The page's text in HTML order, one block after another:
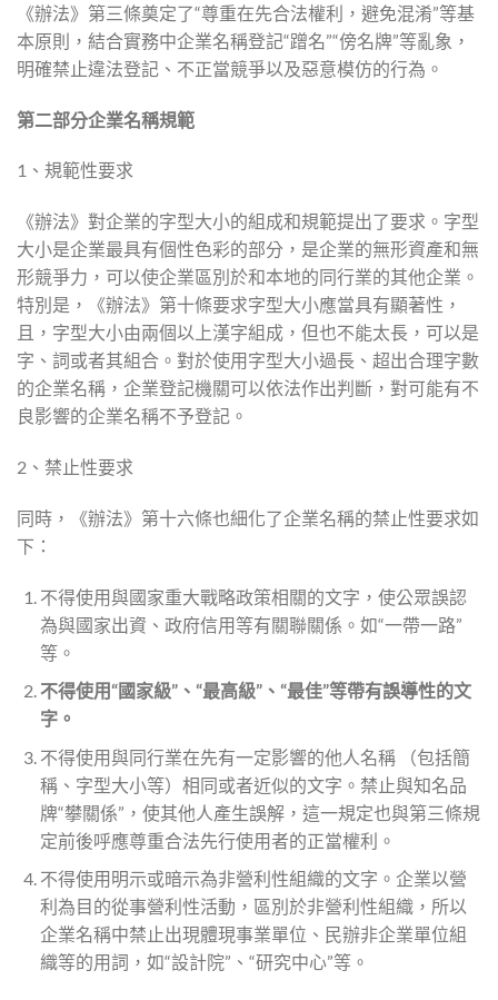
《辦法》第三條奠定了“尊重在先合法權利，避免混淆”等基
本原則，結合實務中企業名稱登記“蹭名”“傍名牌”等亂象，
明確禁止違法登記、不正當競爭以及惡意模仿的行為。
第二部分企業名稱規範
1、規範性要求
《辦法》對企業的字型大小的組成和規範提出了要求。字型
大小是企業最具有個性色彩的部分，是企業的無形資產和無
形競爭力，可以使企業區別於和本地的同行業的其他企業。
特別是，《辦法》第十條要求字型大小應當具有顯著性，
且，字型大小由兩個以上漢字組成，但也不能太長，可以是
字、詞或者其組合。對於使用字型大小過長、超出合理字數
的企業名稱，企業登記機關可以依法作出判斷，對可能有不
良影響的企業名稱不予登記。
2、禁止性要求
同時，《辦法》第十六條也細化了企業名稱的禁止性要求如
下：
不得使用與國家重大戰略政策相關的文字，使公眾誤認
為與國家出資、政府信用等有關聯關係。如“一帶一路”
等。
不得使用“國家級”、“最高級”、“最佳”等帶有誤導性的文
字。
不得使用與同行業在先有一定影響的他人名稱 （包括簡
稱、字型大小等）相同或者近似的文字。禁止與知名品
牌“攀關係”，使其他人產生誤解，這一規定也與第三條規
定前後呼應尊重合法先行使用者的正當權利。
不得使用明示或暗示為非營利性組織的文字。企業以營
利為目的從事營利性活動，區別於非營利性組織，所以
企業名稱中禁止出現體現事業單位、民辦非企業單位組
織等的用詞，如“設計院”、“研究中心”等。